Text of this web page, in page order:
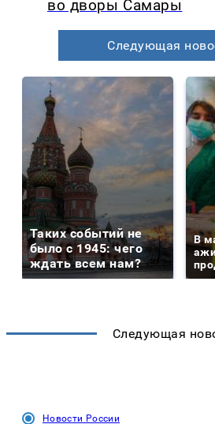
во дворы Самары
Следующая
Таких событий не
было с 1945: чего
ждать всем нам?
В
Следующая
Новости России